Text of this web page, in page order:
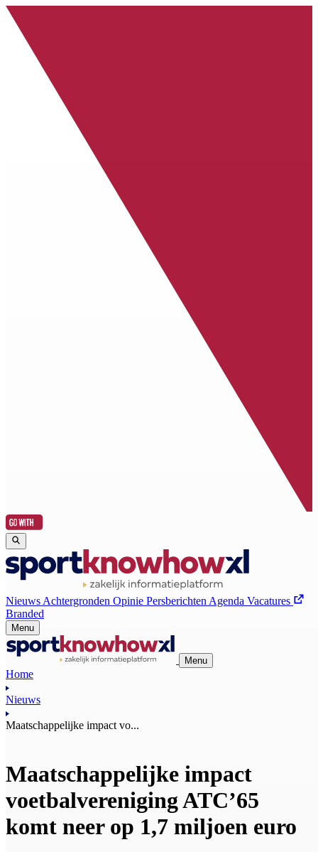
Nieuws Achtergronden Opinie Persberichten Agenda Vacatures
Branded
Menu
Menu
Home
Nieuws
Maatschappelijke impact vo...
Maatschappelijke impact
voetbalvereniging ATC’65
komt neer op 1,7 miljoen euro